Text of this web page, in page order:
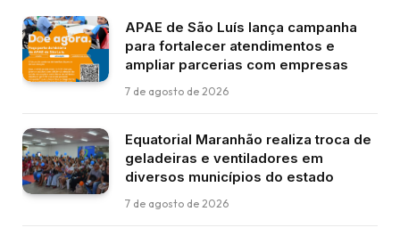
APAE de São Luís lança campanha
para fortalecer atendimentos e
ampliar parcerias com empresas
7 de agosto de 2026
Equatorial Maranhão realiza troca de
geladeiras e ventiladores em
diversos municípios do estado
7 de agosto de 2026